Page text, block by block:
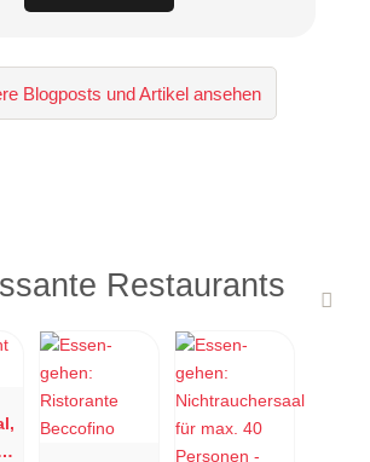
Blogposts und Artikel ansehen
Restaurants
"